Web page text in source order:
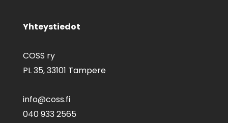
Yhteystiedot
COSS ry
PL 35,33101 Tampere
info@coss.fi
040 933 2565